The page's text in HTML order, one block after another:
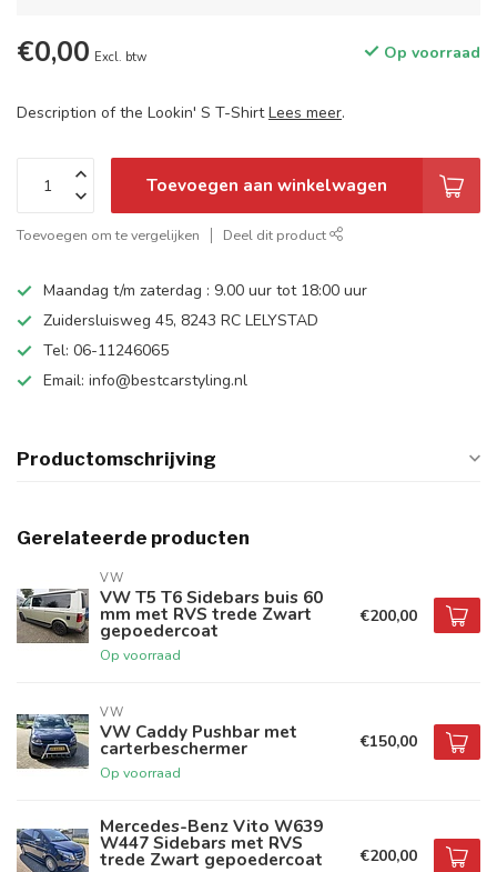
€0,00 Excl. btw Op voorraad
Description of the Lookin' S T-ShirtLees meer.
Toevoegen aan winkelwagen
Toevoegen om te vergelijken Deel dit product
Maandag t/m zaterdag : 9.00 uur tot 18:00 uur
Zuidersluisweg 45, 8243 RC LELYSTAD
Tel: 06-11246065
Email: info@bestcarstyling.nl
Productomschrijving
Gerelateerde producten
VW
VW T5 T6 Sidebars buis 60
mm met RVS trede Zwart
gepoedercoat
Op voorraad
€200,00
VW
VW Caddy Pushbar met
carterbeschermer
Op voorraad
€150,00
Mercedes-Benz Vito W639
W447 Sidebars met RVS
trede Zwart gepoedercoat €200,00